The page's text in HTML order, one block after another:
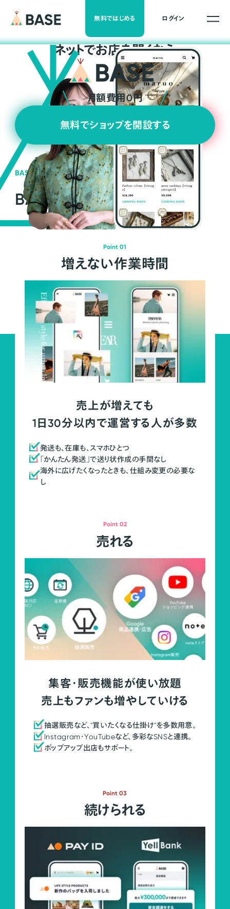
無料ではじめる ログイン
ネットでお店を開くなら
月額費用0円
無料でショップを開設する
BASEの強み
BASEが強い3つの理由
Point 01
増えない作業時間
売上が増えても
1日30分以内で運営する人が多数
発送も、在庫も、スマホひとつ
「かんたん発送」で送り状作成の手間なし
海外に広げたくなったときも、仕組み変更の必要な
し
Point 02
売れる
集客・販売機能が使い放題
売上もファンも増やしていける
抽選販売など、"買いたくなる仕掛け"を多数用意。
Instagram・YouTubeなど、多彩なSNSと連携。
ポップアップ出店もサポート。
Point 03
続けられる